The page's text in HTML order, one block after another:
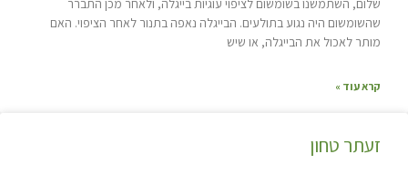
שלום, השתמשנו בשומשום לציפוי עוגיות בייגלה, ולאחר מכן התברר
שהשומשום היה נגוע בתולעים. הבייגלה נאפה בתנור לאחר הציפוי. האם
מותר לאכול את הבייגלה, או שיש
קרא עוד »
זעתר טחון